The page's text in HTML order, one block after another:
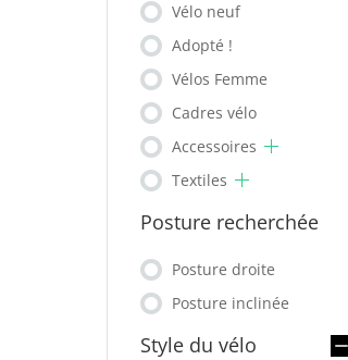
Vélo neuf
Adopté !
Vélos Femme
Cadres vélo
Accessoires
Textiles
Posture recherchée
Posture droite
Posture inclinée
Style du vélo